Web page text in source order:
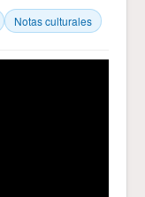
Notas culturales